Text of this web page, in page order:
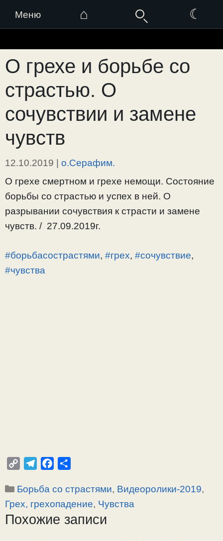
Меню ⌂ ☾
к
содержимому
О грехе и борьбе со
страстью. О
сочувствии и замене
чувств
12.10.2019 | о.Серафим.
О грехе смертном и грехе немощи. Состояние
борьбы со страстью и успех в ней. О
разрывании сочувствия к страсти и замене
чувств. / 27.09.2019г.
#борьбасострастями, #грех, #сочувствие,
#чувства
p
y
L
l
e
g
c
e
b
п
р
а
Рубрики
Борьба со страстями, Видеоролики-2019,
Грех, грехопадение, Чувства
Похожие записи